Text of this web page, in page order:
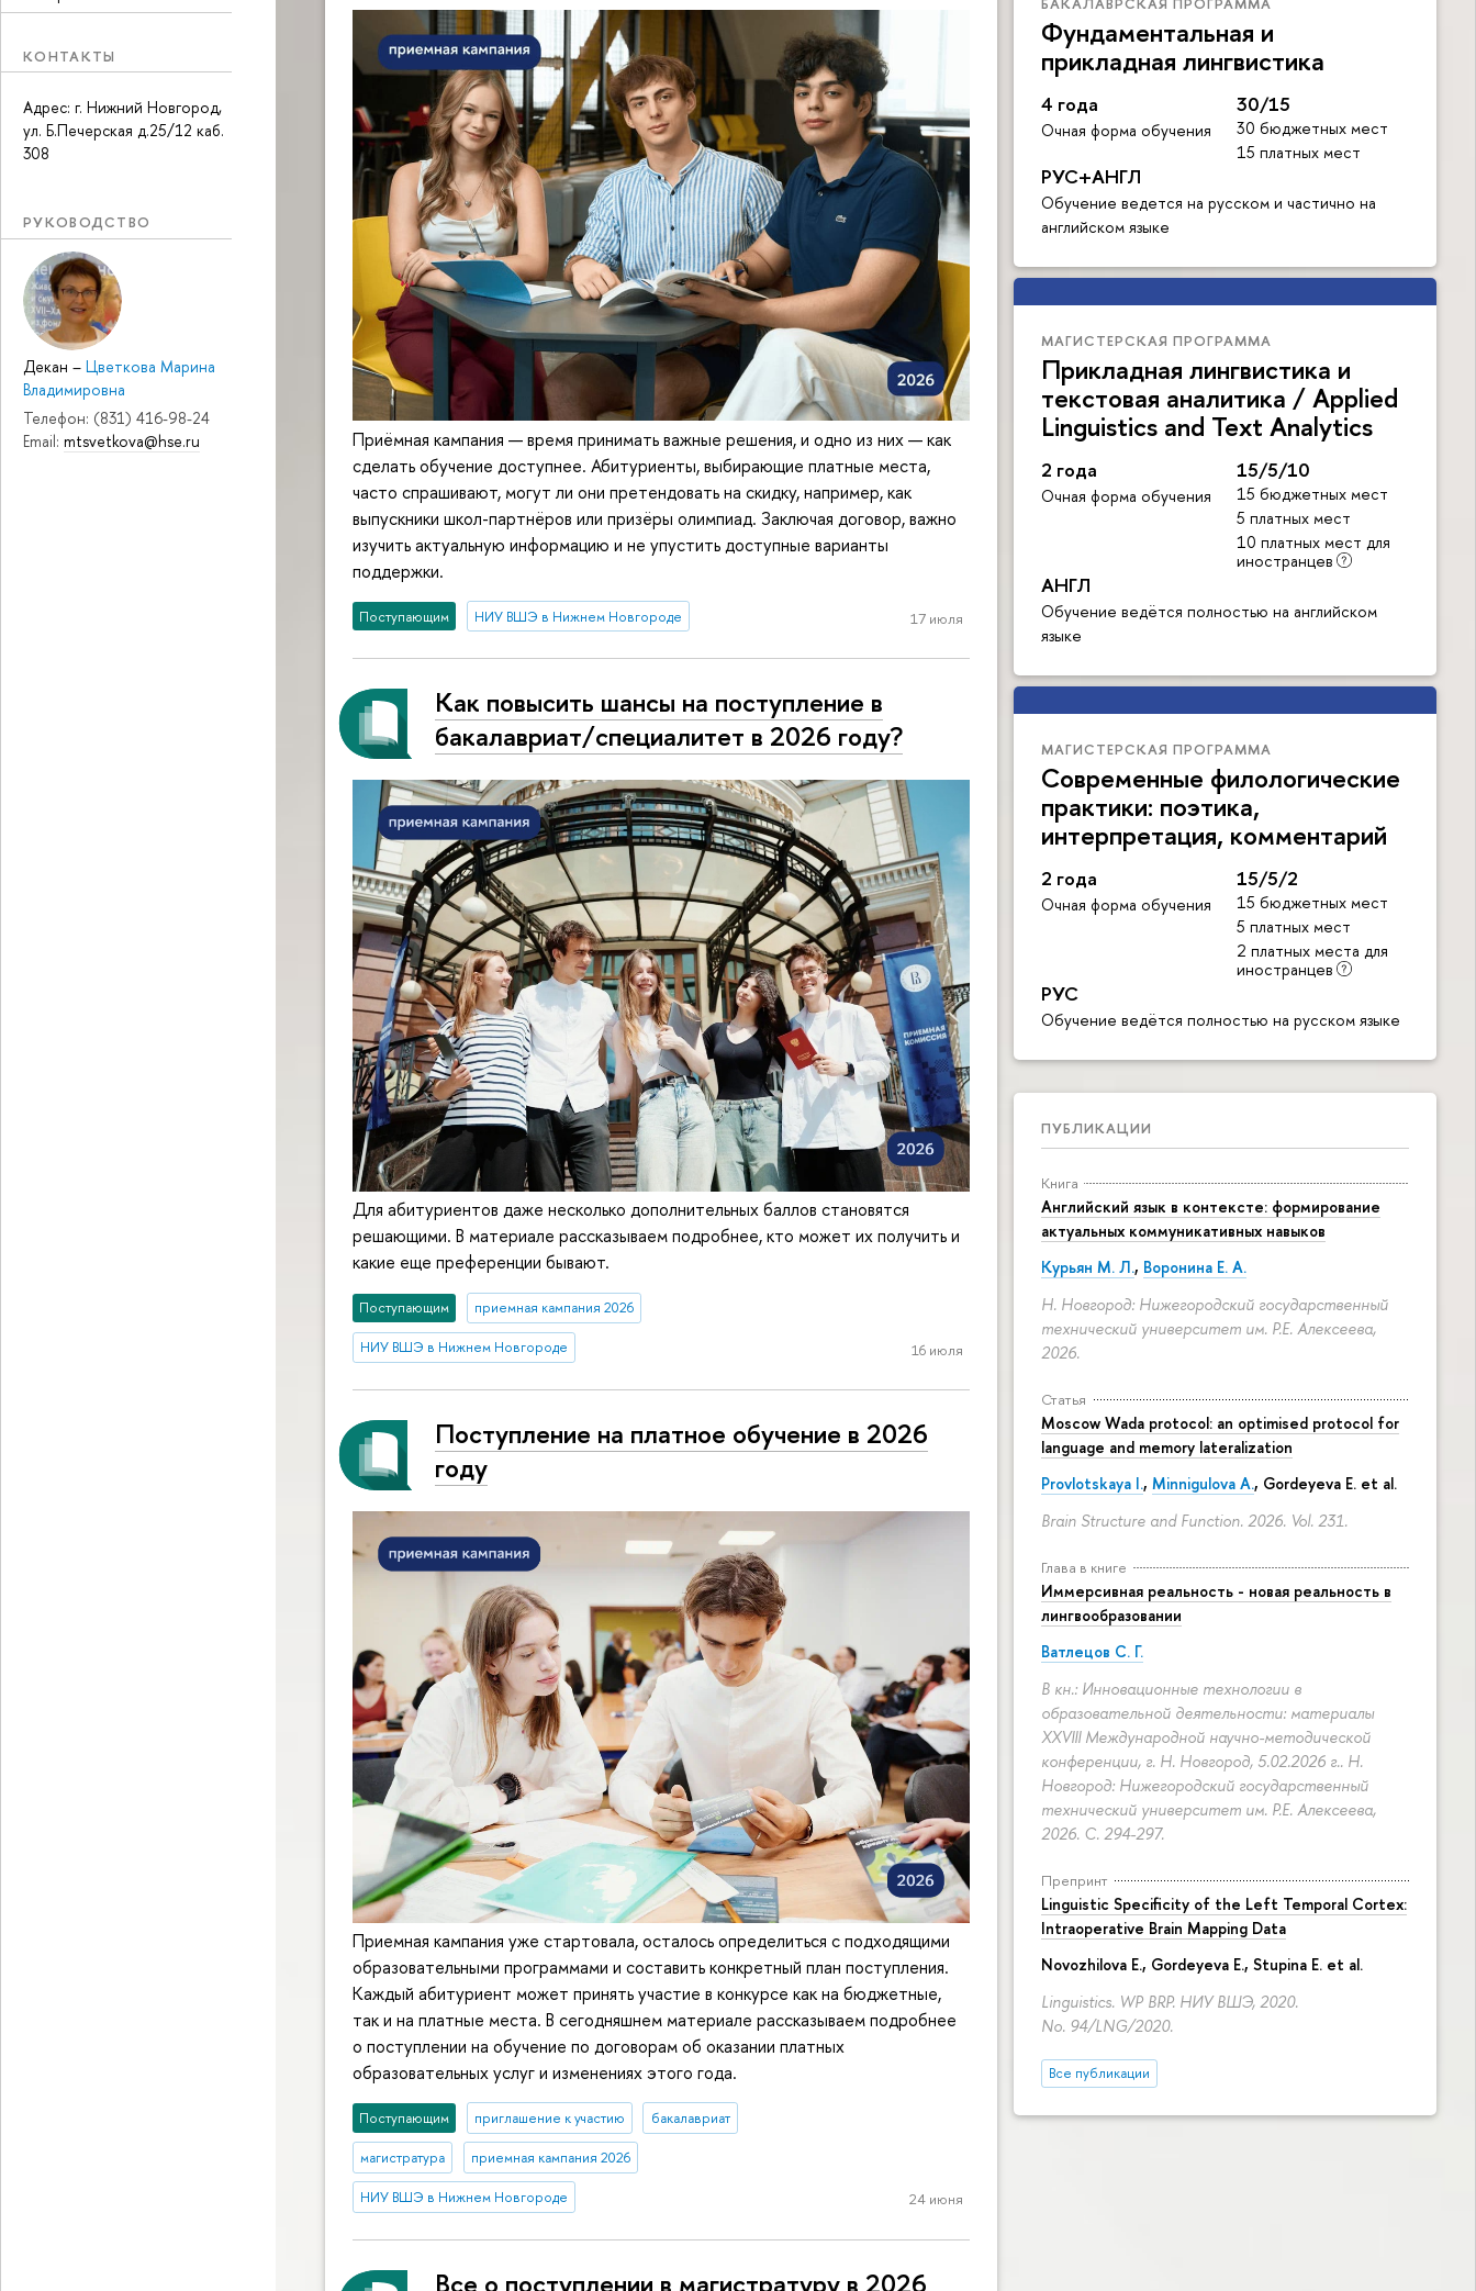
КОНТАКТЫ
Адрес: г. Нижний Новгород,
ул. Б.Печерская д.25/12 каб.
308
РУКОВОДСТВО
Декан – Цветкова Марина
Владимировна
Телефон: (831) 416-98-24
Email: mtsvetkova@hse.ru
Фундаментальная и
прикладная лингвистика
4 года
Очная форма обучения
30/15
30 бюджетных мест
15 платных мест
РУС+АНГЛ
Обучение ведется на русском и частично на
английском языке
МАГИСТЕРСКАЯ ПРОГРАММА
Прикладная лингвистика и
текстовая аналитика / Applied
Linguistics and Text Analytics
2 года
Очная форма обучения
15/5/10
15 бюджетных мест
5 платных мест
10 платных мест для
иностранцев
АНГЛ
Обучение ведётся полностью на английском
языке
МАГИСТЕРСКАЯ ПРОГРАММА
Современные филологические
практики: поэтика,
интерпретация, комментарий
2 года
Очная форма обучения
15/5/2
15 бюджетных мест
5 платных мест
2 платных места для
иностранцев
РУС
Обучение ведётся полностью на русском языке
ПУБЛИКАЦИИ
Книга
Английский язык в контексте: формирование
актуальных коммуникативных навыков
Курьян М. Л., Воронина Е. А.
Н. Новгород: Нижегородский государственный
технический университет им. Р.Е. Алексеева,
2026.
Статья
Moscow Wada protocol: an optimised protocol for
language and memory lateralization
Provlotskaya I., Minnigulova A., Gordeyeva E. et al.
Brain Structure and Function. 2026. Vol. 231.
Глава в книге
Иммерсивная реальность - новая реальность в
лингвообразовании
Ватлецов С. Г.
В кн.: Инновационные технологии в
образовательной деятельности: материалы
XXVIII Международной научно-методической
конференции, г. Н. Новгород, 5.02.2026 г.. Н.
Новгород: Нижегородский государственный
технический университет им. Р.Е. Алексеева,
2026. С. 294-297.
Препринт
Linguistic Specificity of the Left Temporal Cortex:
Intraoperative Brain Mapping Data
Novozhilova E., Gordeyeva E., Stupina E. et al.
Linguistics. WP BRP. НИУ ВШЭ, 2020.
No. 94/LNG/2020.
Все публикации
Приёмная кампания — время принимать важные решения, и одно из них — как
сделать обучение доступнее. Абитуриенты, выбирающие платные места,
часто спрашивают, могут ли они претендовать на скидку, например, как
выпускники школ-партнёров или призёры олимпиад. Заключая договор, важно
изучить актуальную информацию и не упустить доступные варианты
поддержки.
Поступающим НИУ ВШЭ в Нижнем Новгороде 17 июля
Как повысить шансы на поступление в
бакалавриат/специалитет в 2026 году?
Для абитуриентов даже несколько дополнительных баллов становятся
решающими. В материале рассказываем подробнее, кто может их получить и
какие еще преференции бывают.
Поступающим приемная кампания 2026
НИУ ВШЭ в Нижнем Новгороде 16 июля
Поступление на платное обучение в 2026
году
Приемная кампания уже стартовала, осталось определиться с подходящими
образовательными программами и составить конкретный план поступления.
Каждый абитуриент может принять участие в конкурсе как на бюджетные,
так и на платные места. В сегодняшнем материале рассказываем подробнее
о поступлении на обучение по договорам об оказании платных
образовательных услуг и изменениях этого года.
Поступающим приглашение к участию бакалавриат
магистратура приемная кампания 2026
НИУ ВШЭ в Нижнем Новгороде 24 июня
Все о поступлении в магистратуру в 2026